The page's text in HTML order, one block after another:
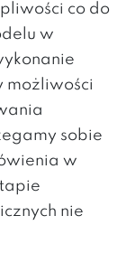
co do
w
możliwości
sobie
w
nie